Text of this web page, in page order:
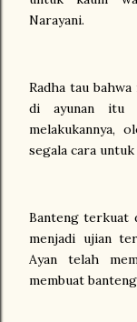
Narayani.
Radha tau
di ayunan itu
melakukannya,
segala cara
Banteng terkuat
menjadi ujian
Ayan telah
membuat